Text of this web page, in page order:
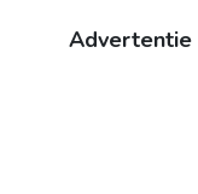
Advertentie